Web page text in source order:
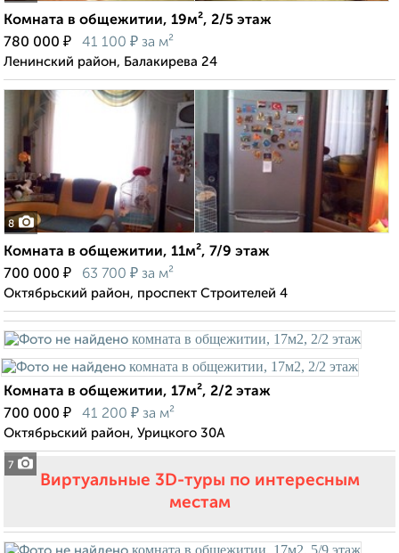
Комната в общежитии, 19м², 2/5 этаж
780 000 ₽ 41 100 ₽ за м²
Ленинский район, Балакирева 24
8
Комната в общежитии, 11м², 7/9 этаж
700 000 ₽ 63 700 ₽ за м²
Октябрьский район, проспект Строителей 4
7
Комната в общежитии, 17м², 2/2 этаж
700 000 ₽ 41 200 ₽ за м²
Октябрьский район, Урицкого 30А
Виртуальные 3D-туры по интересным
местам